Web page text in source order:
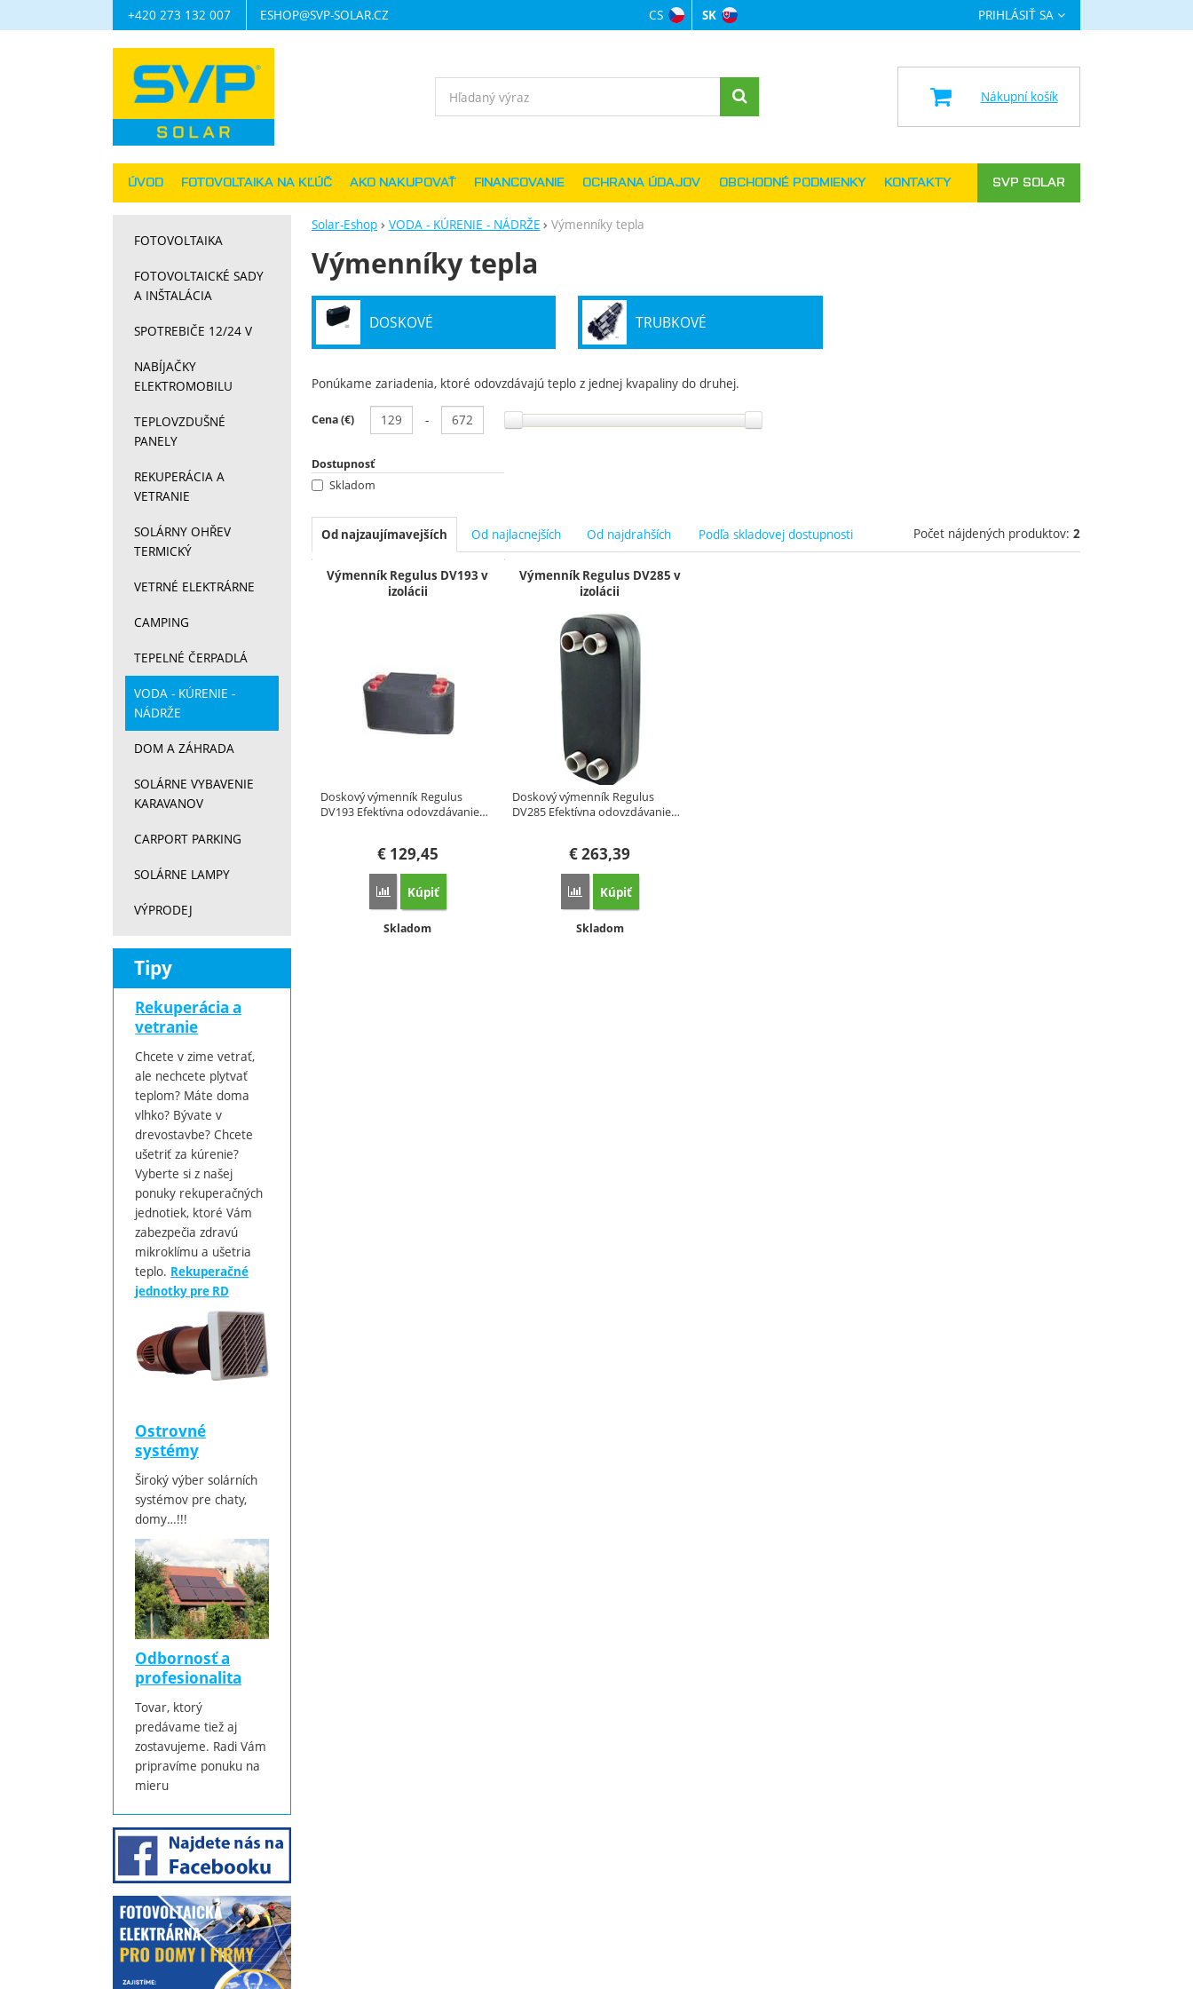
Solar-Eshop VODA - KÚRENIE - NÁDRŽE Výmenníky tepla
Výmenníky tepla
DOSKOVÉ TRUBKOVÉ
Ponúkame zariadenia, ktoré odovzdávajú teplo z jednej kvapaliny do druhej.
Filtrovanie podľa parametrov
Cena (€) -
Dostupnosť
Skladom
Od najzaujímavejších Od najlacnejších Od najdrahších Podľa skladovej dostupnosti Počet nájdených produktov: 2
Produkty
Výmenník Regulus DV193 v
izolácii
Doskový výmenník Regulus
DV193 Efektívna odovzdávanie…
€129,45
Porovnať
Kúpiť
Dostupnosť:
Skladom
Výmenník Regulus DV285 v
izolácii
Doskový výmenník Regulus
DV285 Efektívna odovzdávanie…
€263,39
Porovnať
Kúpiť
Dostupnosť:
Skladom
FOTOVOLTAIKA
FOTOVOLTAICKÉ SADY
A INŠTALÁCIA
SPOTREBIČE 12/24 V
NABÍJAČKY
ELEKTROMOBILU
TEPLOVZDUŠNÉ
PANELY
REKUPERÁCIA A
VETRANIE
SOLÁRNY OHŘEV
TERMICKÝ
VETRNÉ ELEKTRÁRNE
CAMPING
TEPELNÉ ČERPADLÁ
VODA - KÚRENIE -
NÁDRŽE
DOM A ZÁHRADA
SOLÁRNE VYBAVENIE
KARAVANOV
CARPORT PARKING
SOLÁRNE LAMPY
VÝPRODEJ
Tipy
Rekuperácia a
vetranie
Chcete v zime vetrať,
ale nechcete plytvať
teplom? Máte doma
vlhko? Bývate v
drevostavbe? Chcete
ušetriť za kúrenie?
Vyberte si z našej
ponuky rekuperačných
jednotiek, ktoré Vám
zabezpečia zdravú
mikroklímu a ušetria
teplo. Rekuperačné
jednotky pre RD
Ostrovné
systémy
Široký výber solárních
systémov pre chaty,
domy…!!!
Odbornosť a
profesionalita
Tovar, ktorý
predávame tiež aj
zostavujeme. Radi Vám
pripravíme ponuku na
mieru
Navigácia
+420 273 132 007 ESHOP@SVP-SOLAR.CZ
ÚVOD FOTOVOLTAIKA NA KĽÚČ AKO NAKUPOVAŤ FINANCOVANIE OCHRANA ÚDAJOV OBCHODNÉ PODMIENKY KONTAKTY SVP SOLAR
Jazyková verzia
CS SK PRIHLÁSIŤ SA
Vyhľadávanie Nákupní košík